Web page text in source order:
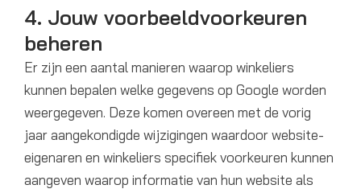
4. Jouw voorbeeldvoorkeuren
beheren
Er zijn een aantal manieren waarop winkeliers
kunnen bepalen welke gegevens op Google worden
weergegeven. Deze komen overeen met de vorig
jaar aangekondigde wijzigingen waardoor website-
eigenaren en winkeliers specifiek voorkeuren kunnen
aangeven waarop informatie van hun website als